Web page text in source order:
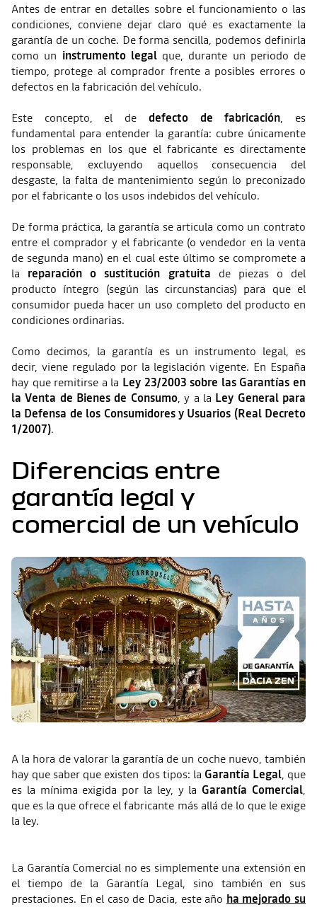
Antes de entrar en detalles sobre el funcionamiento o las
condiciones, conviene dejar claro qué es exactamente la
garantía de un coche. De forma sencilla, podemos definirla
como un instrumento legalque, durante un periodo de
tiempo, protege al comprador frente a posibles errores o
defectos en la fabricación del vehículo.
Este concepto, el de defecto de fabricación, es
fundamental para entender la garantía: cubre únicamente
los problemas en los que el fabricante es directamente
responsable, excluyendo aquellos consecuencia del
desgaste, la falta de mantenimiento según lo preconizado
por el fabricante o los usos indebidos del vehículo.
De forma práctica, la garantía se articula como un contrato
entre el comprador y el fabricante (o vendedor en la venta
de segunda mano) en el cual este último se compromete a
la reparación o sustitución gratuita de piezas o del
producto íntegro (según las circunstancias) para que el
consumidor pueda hacer un uso completo del producto en
condiciones ordinarias.
Como decimos, la garantía es un instrumento legal, es
decir, viene regulado por la legislación vigente. En España
hay que remitirse a la Ley 23/2003 sobre las Garantías en
la Venta de Bienes de Consumo, y a la Ley General para
la Defensa de los Consumidores y Usuarios (Real Decreto
1/2007).
Diferencias entre
garantía legal y
comercial de un vehículo
A la hora de valorar la garantía de un coche nuevo, también
hay que saber que existen dos tipos: la Garantía Legal, que
es la mínima exigida por la ley, y la Garantía Comercial,
que es la que ofrece el fabricante más allá de lo que le exige
la ley.
La Garantía Comercial no es simplemente una extensión en
el tiempo de la Garantía Legal, sino también en sus
prestaciones. En el caso de Dacia, este año ha mejorado su